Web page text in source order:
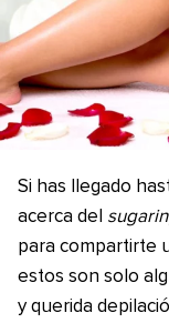
Si has llegado
acerca del
para compartirte
estos son solo
y querida